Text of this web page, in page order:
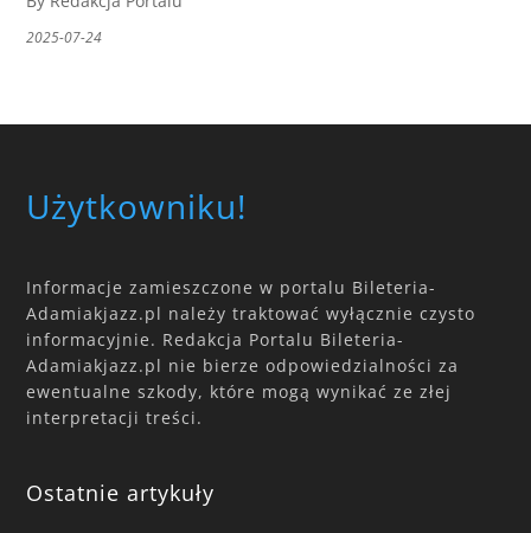
2025-07-24
Użytkowniku!
Informacje zamieszczone w portalu Bileteria-
Adamiakjazz.pl należy traktować wyłącznie czysto
informacyjnie. Redakcja Portalu Bileteria-
Adamiakjazz.pl nie bierze odpowiedzialności za
ewentualne szkody, które mogą wynikać ze złej
interpretacji treści.
Ostatnie artykuły